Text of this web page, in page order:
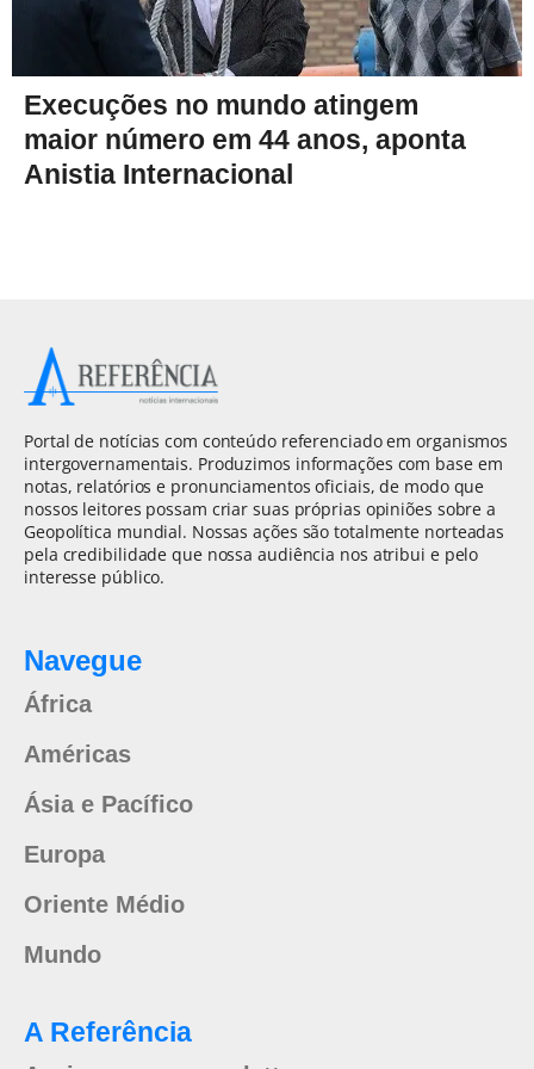
Execuções no mundo atingem
maior número em 44 anos, aponta
Anistia Internacional
Portal de notícias com conteúdo referenciado em organismos
intergovernamentais. Produzimos informações com base em
notas, relatórios e pronunciamentos oficiais, de modo que
nossos leitores possam criar suas próprias opiniões sobre a
Geopolítica mundial. Nossas ações são totalmente norteadas
pela credibilidade que nossa audiência nos atribui e pelo
interesse público.
Navegue
África
Américas
Ásia e Pacífico
Europa
Oriente Médio
Mundo
A Referência